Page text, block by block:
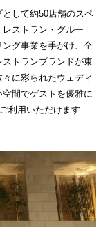
して約50店舗のスペ
ストラン・グルー
グ事業を手がけ、全
トランブランドが東
に彩られたウェディ
間でゲストを優雅に
利用いただけます